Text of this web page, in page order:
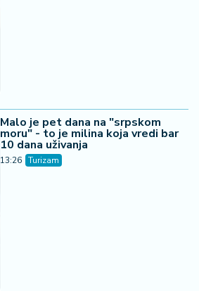
Malo je pet dana na "srpskom
moru" - to je milina koja vredi bar
10 dana uživanja
13:26 Turizam